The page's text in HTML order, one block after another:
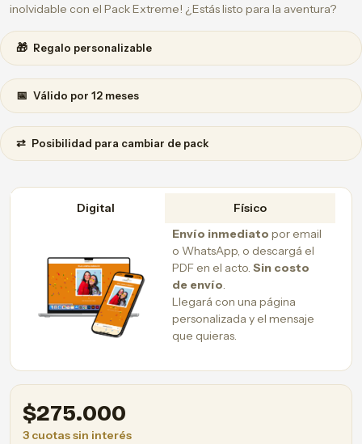
inolvidable con el Pack Extreme! ¿Estás listo para la aventura?
🎁 Regalo personalizable
📅 Válido por 12 meses
⇄ Posibilidad para cambiar de pack
Digital
Físico
Envío inmediato por email
o WhatsApp, o descargá el
PDF en el acto. Sin costo
de envío.
Llegará con una página
personalizada y el mensaje
que quieras.
$275.000
3 cuotas sin interés